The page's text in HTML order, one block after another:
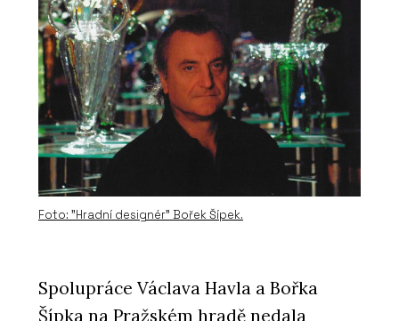
Foto: "Hradní designér" Bořek Šípek.
Spolupráce Václava Havla a Bořka
Šípka na Pražském hradě nedala